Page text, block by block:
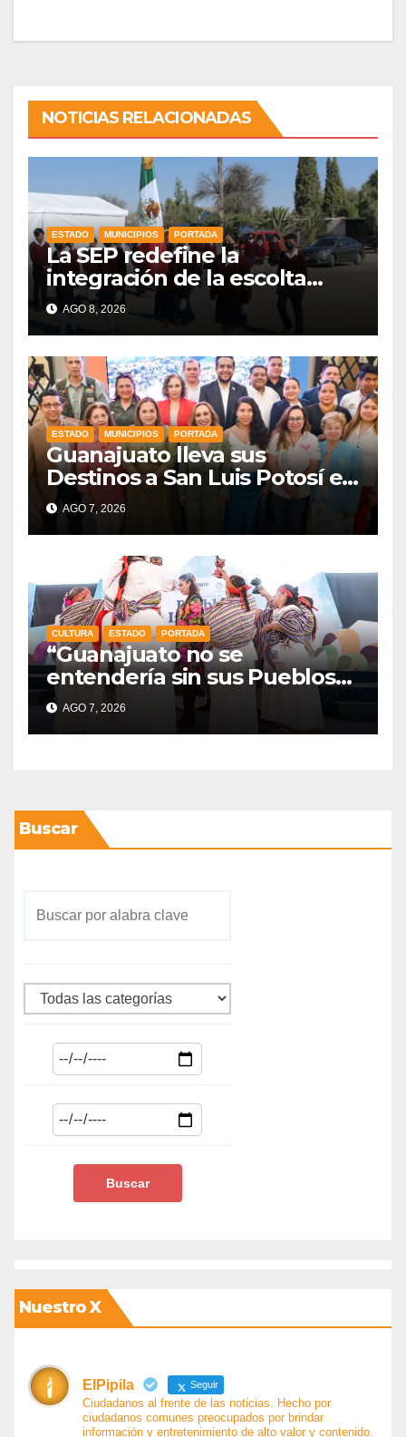
NOTICIAS RELACIONADAS
ESTADO MUNICIPIOS PORTADA
La SEP redefine la
integración de la escolta
escolar prioritando la
inclusión
AGO 8, 2026
ESTADO MUNICIPIOS PORTADA
Guanajuato lleva sus
Destinos a San Luis Potosí en
vísperas de la FENAPO
AGO 7, 2026
CULTURA ESTADO PORTADA
“Guanajuato no se
entendería sin sus Pueblos
Indígenas”: Libia Dennise
fortalece el orgullo del
AGO 7, 2026
Buscar
Nuestro X
ElPipila Seguir
Ciudadanos al frente de las noticias. Hecho por
ciudadanos comunes preocupados por brindar
información y entretenimiento de alto valor y contenido.